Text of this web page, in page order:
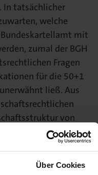
Über Cookies
In tatsächlicher
welche
Bundeskartellamt mit
zumal der BGH
Fragen
für die 50+1
ließ. Aus
von
mit der 50+1-Regel in
verfolgen
Geschäftsführer